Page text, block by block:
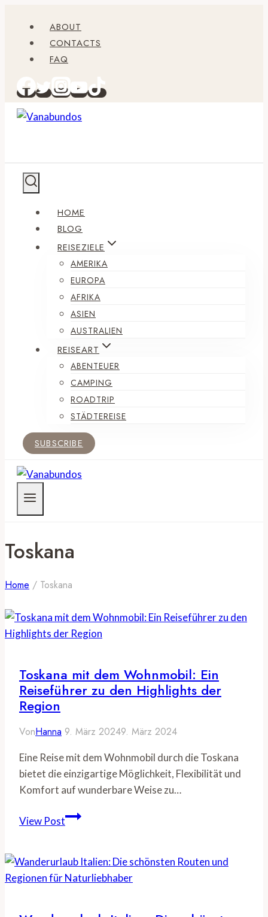
springen
ABOUT
CONTACTS
FAQ
HOME
BLOG
REISEZIELE
AMERIKA
EUROPA
AFRIKA
ASIEN
AUSTRALIEN
REISEART
ABENTEUER
CAMPING
ROADTRIP
STÄDTEREISE
SUBSCRIBE
Toskana
Home / Toskana
Toskana mit dem Wohnmobil: Ein
Reiseführer zu den Highlights der
Region
VonHanna 9. März 20249. März 2024
Eine Reise mit dem Wohnmobil durch die Toskana
bietet die einzigartige Möglichkeit, Flexibilität und
Komfort auf wunderbare Weise zu…
View PostToskana
Wohnmobil:
Ein